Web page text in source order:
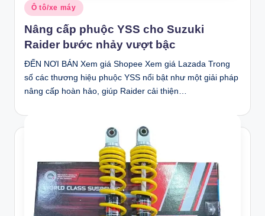
Posted
in
Ô tô/xe máy
Nâng cấp phuộc YSS cho Suzuki
Raider bước nhảy vượt bậc
ĐẾN NƠI BÁN Xem giá Shopee Xem giá Lazada Trong
số các thương hiệu phuộc YSS nổi bật như một giải pháp
nâng cấp hoàn hảo, giúp Raider cải thiện…